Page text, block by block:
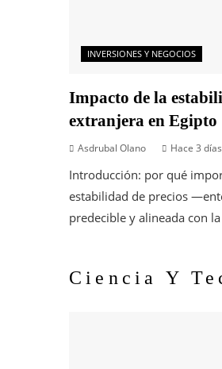
INVERSIONES Y NEGOCIOS
Impacto de la
extranjera en Egipto
Asdrubal Olano Hace 3 días
Introducción: por qué
estabilidad de precios
predecible y alineada con
Ciencia Y